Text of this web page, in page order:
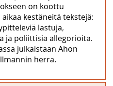
on koottu
kestäneitä tekstejä:
lastuja,
ja poliittisia allegorioita.
julkaistaan Ahon
herra.